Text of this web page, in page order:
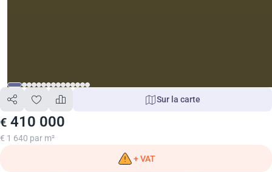
€ 410 000
€ 1 640 par m²
Sur la carte
+ VAT